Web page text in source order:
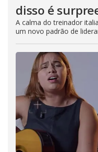
disso é
A calma do treinador
um novo padrão de